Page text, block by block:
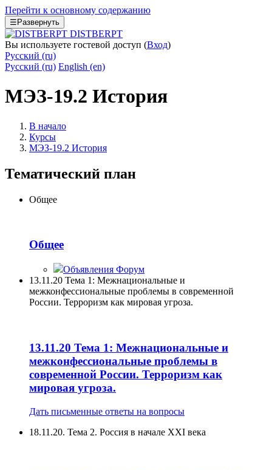
Перейти к основному содержанию
☰ Развернуть
DISTBERPT
Вы используете гостевой доступ (Вход)
Русский ‎(ru)‎
Русский ‎(ru)‎ English ‎(en)‎
МЭЗ-19.2 История
В начало
Курсы
МЭЗ-19.2 История
Тематический план
Общее
Общее
Объявления Форум
13.11.20 Тема 1: Межнациональные и
межконфессиональные проблемы в современной
России. Терроризм как мировая угроза.
13.11.20 Тема 1: Межнациональные и
межконфессиональные проблемы в
современной России. Терроризм как
мировая угроза.
Дать письменные ответы на вопросы
18.11.20. Тема 2. Россия в начале XXI века